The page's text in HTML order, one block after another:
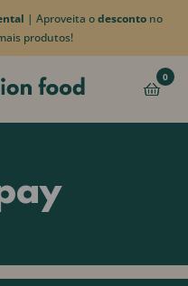
| Aproveita odesconto no
produtos!
0